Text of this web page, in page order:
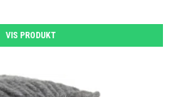
VIS PRODUKT